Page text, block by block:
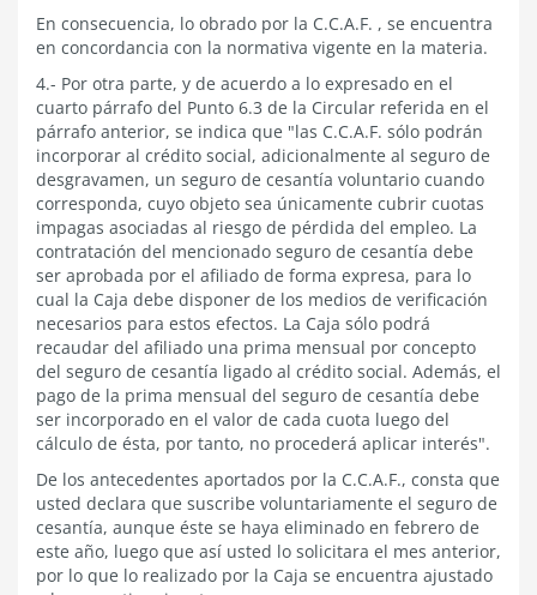
En consecuencia, lo obrado por la C.C.A.F. , se encuentra
en concordancia con la normativa vigente en la materia.
4.- Por otra parte, y de acuerdo a lo expresado en el
cuarto párrafo del Punto 6.3 de la Circular referida en el
párrafo anterior, se indica que "las C.C.A.F. sólo podrán
incorporar al crédito social, adicionalmente al seguro de
desgravamen, un seguro de cesantía voluntario cuando
corresponda, cuyo objeto sea únicamente cubrir cuotas
impagas asociadas al riesgo de pérdida del empleo. La
contratación del mencionado seguro de cesantía debe
ser aprobada por el afiliado de forma expresa, para lo
cual la Caja debe disponer de los medios de verificación
necesarios para estos efectos. La Caja sólo podrá
recaudar del afiliado una prima mensual por concepto
del seguro de cesantía ligado al crédito social. Además, el
pago de la prima mensual del seguro de cesantía debe
ser incorporado en el valor de cada cuota luego del
cálculo de ésta, por tanto, no procederá aplicar interés".
De los antecedentes aportados por la C.C.A.F., consta que
usted declara que suscribe voluntariamente el seguro de
cesantía, aunque éste se haya eliminado en febrero de
este año, luego que así usted lo solicitara el mes anterior,
por lo que lo realizado por la Caja se encuentra ajustado